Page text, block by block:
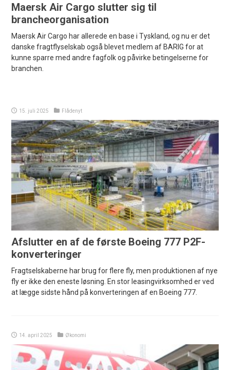
Maersk Air Cargo slutter sig til
brancheorganisation
Maersk Air Cargo har allerede en base i Tyskland, og nu er det
danske fragtflyselskab også blevet medlem af BARIG for at
kunne sparre med andre fagfolk og påvirke betingelserne for
branchen.
15. juli 2025 Flådenyt
Afslutter en af de første Boeing 777 P2F-
konverteringer
Fragtselskaberne har brug for flere fly, men produktionen af nye
fly er ikke den eneste løsning. En stor leasingvirksomhed er ved
at lægge sidste hånd på konverteringen af en Boeing 777.
14. april 2025 Økonomi